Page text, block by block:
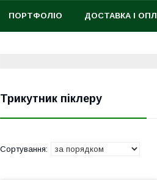
ПОРТФОЛІО ДОСТАВКА І
Трикутник піклеру